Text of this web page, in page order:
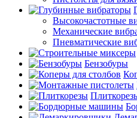
Высокочастотные
Механические
Пневматические
Бензобуры